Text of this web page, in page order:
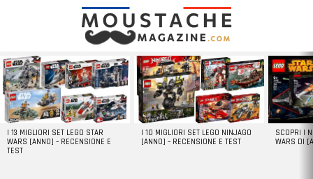
LATEST
STORIES
I 13 MIGLIORI SET LEGO STAR
WARS [ANNO] – RECENSIONE E
TEST
I 10 MIGLIORI SET LEGO NINJAGO
[ANNO] – RECENSIONE E TEST
SCOPRI I
WARS DI